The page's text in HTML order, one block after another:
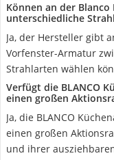
Können an der
unterschiedliche
Ja, der Hersteller gibt
Vorfenster-Armatur
Strahlarten wählen
Verfügt die BLANCO
einen großen
Ja, die BLANCO
einen großen
und ihrer